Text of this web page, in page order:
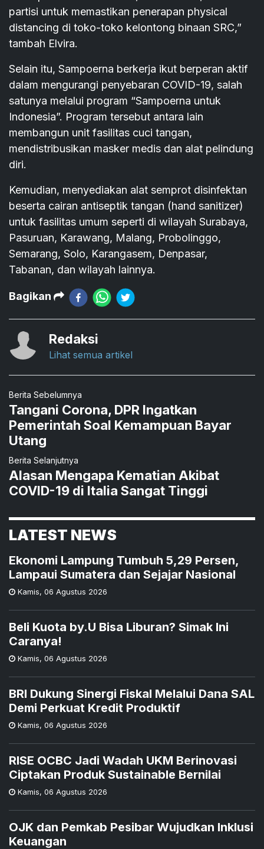
partisi untuk memastikan penerapan physical
distancing di toko-toko kelontong binaan SRC,”
tambah Elvira.
Selain itu, Sampoerna berkerja ikut berperan aktif
dalam mengurangi penyebaran COVID-19, salah
satunya melalui program “Sampoerna untuk
Indonesia”. Program tersebut antara lain
membangun unit fasilitas cuci tangan,
mendistribusikan masker medis dan alat pelindung
diri.
Kemudian, menyediakan alat semprot disinfektan
beserta cairan antiseptik tangan (hand sanitizer)
untuk fasilitas umum seperti di wilayah Surabaya,
Pasuruan, Karawang, Malang, Probolinggo,
Semarang, Solo, Karangasem, Denpasar,
Tabanan, dan wilayah lainnya.
Bagikan
Redaksi
Lihat semua artikel
Berita Sebelumnya
Tangani Corona, DPR Ingatkan
Pemerintah Soal Kemampuan Bayar
Utang
Berita Selanjutnya
Alasan Mengapa Kematian Akibat
COVID-19 di Italia Sangat Tinggi
LATEST NEWS
Ekonomi Lampung Tumbuh 5,29 Persen,
Lampaui Sumatera dan Sejajar Nasional
Kamis, 06 Agustus 2026
Beli Kuota by.U Bisa Liburan? Simak Ini
Caranya!
Kamis, 06 Agustus 2026
BRI Dukung Sinergi Fiskal Melalui Dana SAL
Demi Perkuat Kredit Produktif
Kamis, 06 Agustus 2026
RISE OCBC Jadi Wadah UKM Berinovasi
Ciptakan Produk Sustainable Bernilai
Kamis, 06 Agustus 2026
OJK dan Pemkab Pesibar Wujudkan Inklusi
Keuangan